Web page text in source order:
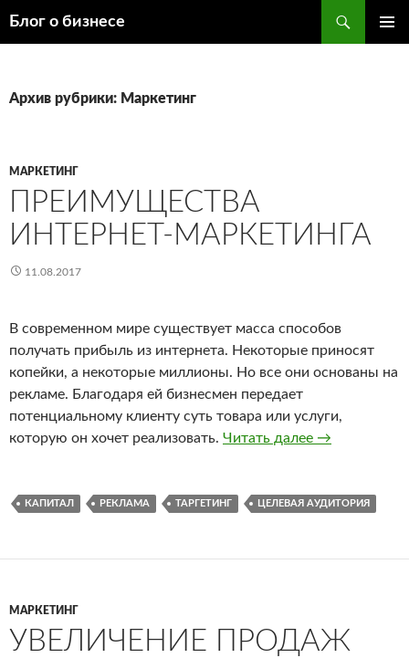
Блог о бизнесе
Архив рубрики: Маркетинг
МАРКЕТИНГ
ПРЕИМУЩЕСТВА
ИНТЕРНЕТ-МАРКЕТИНГА
11.08.2017
В современном мире существует масса способов
получать прибыль из интернета. Некоторые приносят
копейки, а некоторые миллионы. Но все они основаны на
рекламе. Благодаря ей бизнесмен передает
потенциальному клиенту суть товара или услуги,
которую он хочет реализовать. Читать далее →
КАПИТАЛ РЕКЛАМА ТАРГЕТИНГ ЦЕЛЕВАЯ АУДИТОРИЯ
МАРКЕТИНГ
УВЕЛИЧЕНИЕ ПРОДАЖ